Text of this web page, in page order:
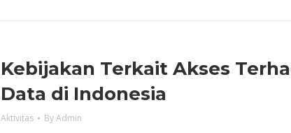
Kebijakan Terkait Akses
Data di Indonesia
Aktivitas ByAdmin